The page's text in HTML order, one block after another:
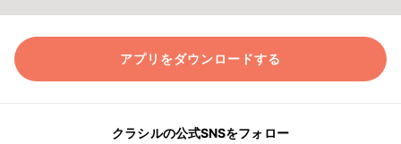
アプリをダウンロードする
クラシルの公式SNSをフォロー